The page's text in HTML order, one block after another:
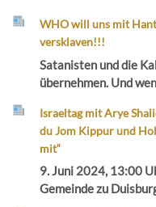
WHO will uns mit
versklaven!!!
Satanisten und die
übernehmen. Und
Israeltag mit Arye
du Jom Kippur und
mit“
9. Juni 2024, 13:00
Gemeinde zu